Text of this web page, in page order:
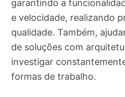
garantindo a
e velocidade, realizando
qualidade. Também,
de soluções com
investigar
formas de trabalho.